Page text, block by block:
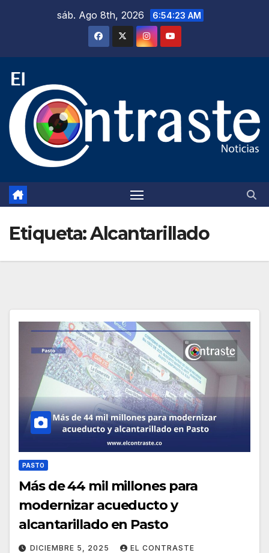
sáb. Ago 8th, 2026 6:54:24 AM
Etiqueta:Alcantarillado
PASTO
Más de 44 mil millones para
modernizar acueducto y
alcantarillado en Pasto
DICIEMBRE 5, 2025 EL CONTRASTE